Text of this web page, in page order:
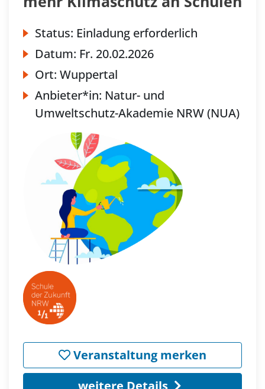
Status: Einladung erforderlich
Datum: Fr. 20.02.2026
Ort: Wuppertal
Anbieter*in: Natur- und
Umweltschutz-Akademie NRW (NUA)
Veranstaltung merken